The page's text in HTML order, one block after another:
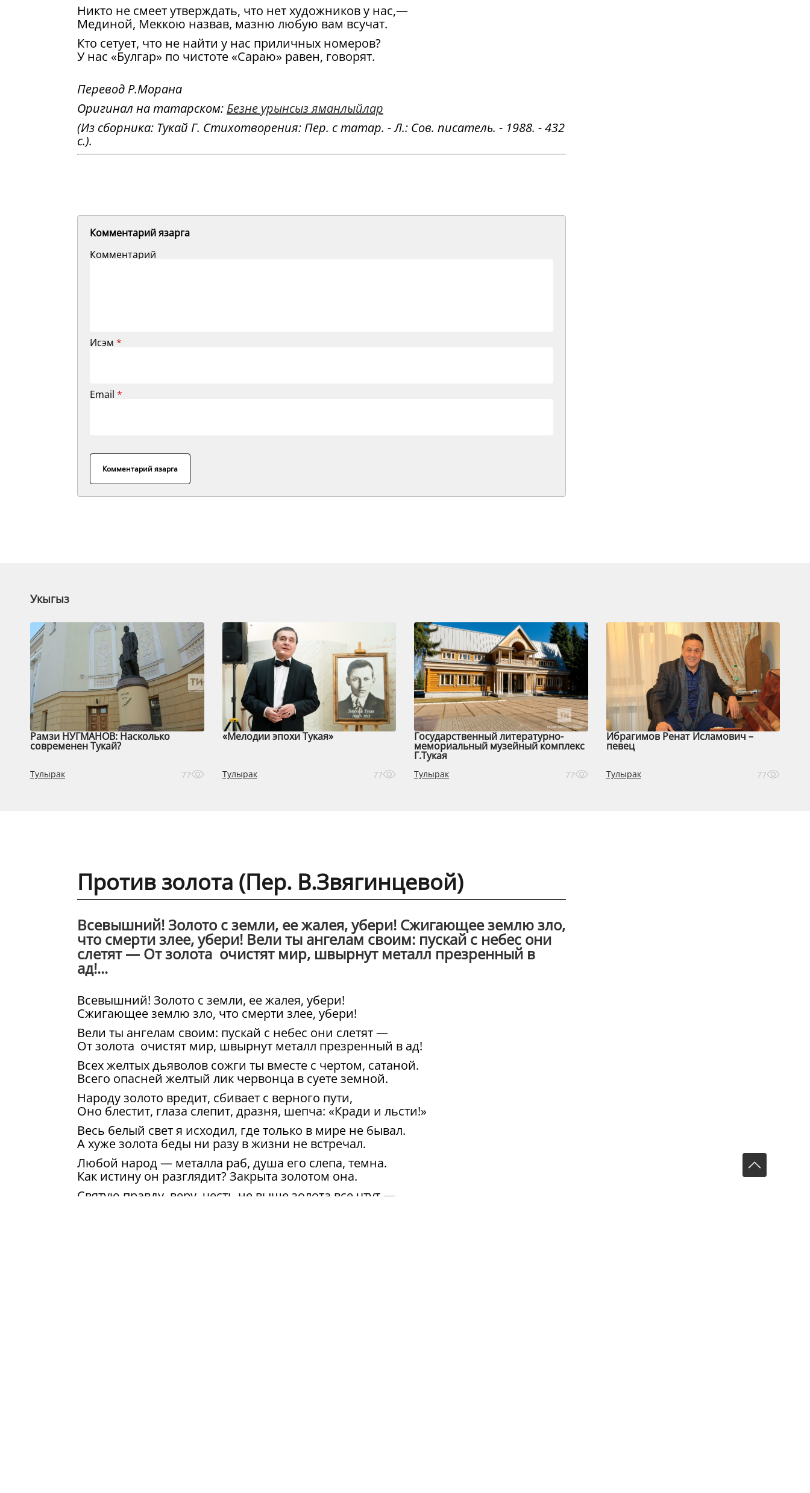
Никто не смеет утверждать, что нет художников у нас,—
Мединой, Меккою назвав, мазню любую вам всучат.
Кто сетует, что не найти у нас приличных номеров?
У нас «Булгар» по чистоте «Сараю» равен, говорят.
Перевод Р.Морана
Оригинал на татарском: Безне урынсыз яманлыйлар
(Из сборника: Тукай Г. Стихотворения: Пер. с татар. - Л.: Сов. писатель. - 1988. - 432
с.).
Комментарий язарга
Комментарий
Исэм *
Email *
Комментарий язарга
Укыгыз
Рамзи НУГМАНОВ: Насколько
современен Тукай?
Тулырак 77
«Мелодии эпохи Тукая»
Тулырак 77
Государственный литературно-
мемориальный музейный комплекс
Г.Тукая
Тулырак 77
Ибрагимов Ренат Исламович –
певец
Тулырак 77
Против золота (Пер. В.Звягинцевой)
Всевышний! Золото с земли, ее жалея, убери! Сжигающее землю зло,
что смерти злее, убери! Вели ты ангелам своим: пускай с небес они
слетят — От золота очистят мир, швырнут металл презренный в
ад!...
Всевышний! Золото с земли, ее жалея, убери!
Сжигающее землю зло, что смерти злее, убери!
Вели ты ангелам своим: пускай с небес они слетят —
От золота очистят мир, швырнут металл презренный в ад!
Всех желтых дьяволов сожги ты вместе с чертом, сатаной.
Всего опасней желтый лик червонца в суете земной.
Народу золото вредит, сбивает с верного пути,
Оно блестит, глаза слепит, дразня, шепча: «Кради и льсти!»
Весь белый свет я исходил, где только в мире не бывал.
А хуже золота беды ни разу в жизни не встречал.
Любой народ — металла раб, душа его слепа, темна.
Как истину он разглядит? Закрыта золотом она.
Святую правду, веру, честь не выше золота все чтут,—